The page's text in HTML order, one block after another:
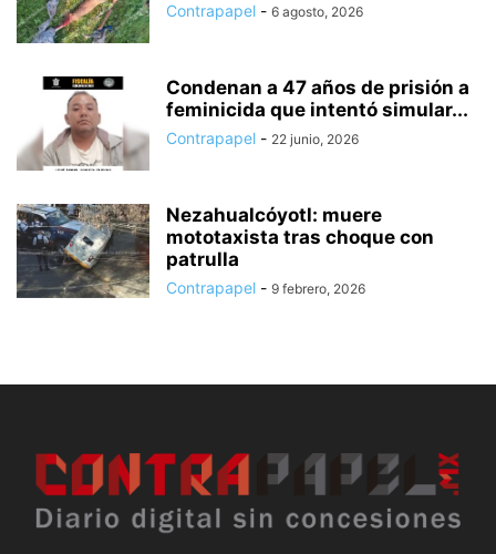
Contrapapel - 6 agosto, 2026
Condenan a 47 años de prisión a
feminicida que intentó simular...
Contrapapel - 22 junio, 2026
Nezahualcóyotl: muere
mototaxista tras choque con
patrulla
Contrapapel - 9 febrero, 2026